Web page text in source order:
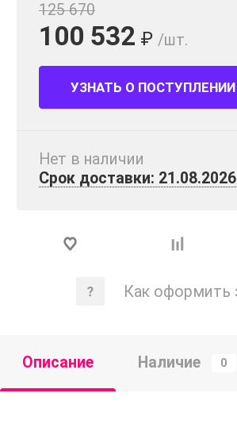
125 670
100 532 ₽ /шт.
УЗНАТЬ О ПОСТУПЛЕНИИ
Нет в наличии
Срок доставки: 21.08.2026
Как оформить
Описание Наличие 0